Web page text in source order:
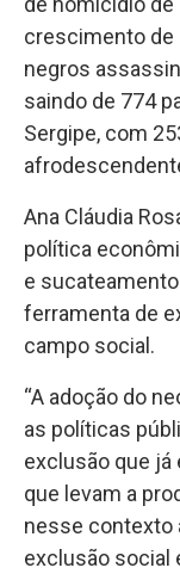
crescimento de
negros
saindo de 774
Sergipe, com
Ana Cláudia
política
e
ferramenta de
campo social.
“A adoção do
as políticas
exclusão que
que levam a
nesse contexto
exclusão social